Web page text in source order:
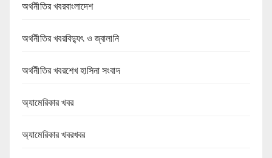
অর্থনীতির খবরবাংলাদেশ
অর্থনীতির খবরবিদ্যুৎ ও জ্বালানি
অর্থনীতির খবরশেখ হাসিনা সংবাদ
অ্যামেরিকার খবর
অ্যামেরিকার খবরখবর